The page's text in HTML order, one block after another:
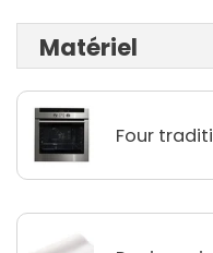
Matériel
Four